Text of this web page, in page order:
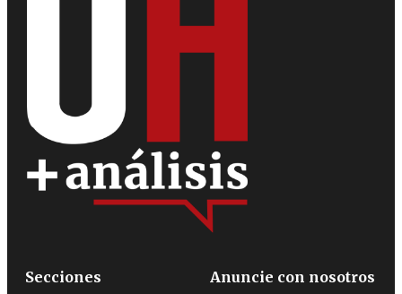
Secciones
Anuncie con nosotros